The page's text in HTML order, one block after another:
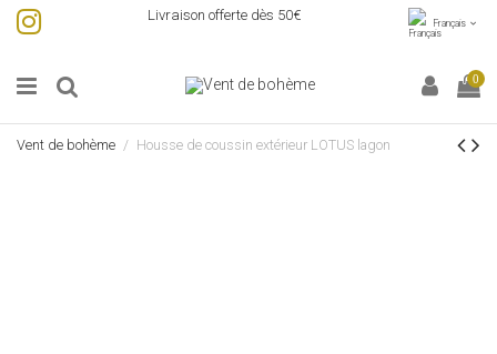
Livraison offerte dès 50€
Français
0
Vent de bohème Housse de coussin extérieur LOTUS lagon